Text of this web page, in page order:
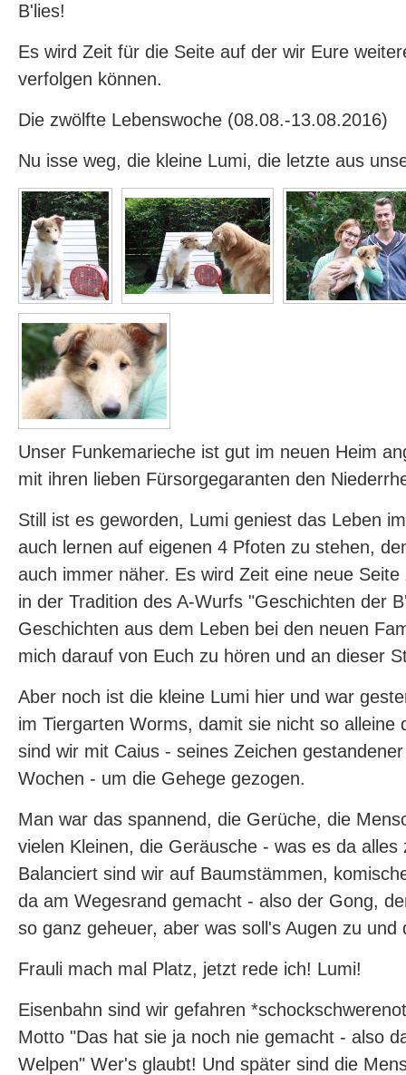
B'lies!
Es wird Zeit für die Seite auf der wir Eure
verfolgen können.
Die zwölfte Lebenswoche (08.08.-13.08.2016)
Nu isse weg, die kleine Lumi, die letzte aus
Unser Funkemarieche ist gut im neuen Heim
mit ihren lieben Fürsorgegaranten den
Still ist es geworden, Lumi geniest das Leben
auch lernen auf eigenen 4 Pfoten zu stehen,
auch immer näher. Es wird Zeit eine neue
in der Tradition des A-Wurfs "Geschichten der
Geschichten aus dem Leben bei den neuen
mich darauf von Euch zu hören und an dieser
Aber noch ist die kleine Lumi hier und war
im Tiergarten Worms, damit sie nicht so alleine
sind wir mit Caius - seines Zeichen
Wochen - um die Gehege gezogen.
Man war das spannend, die Gerüche, die
vielen Kleinen, die Geräusche - was es da alles
Balanciert sind wir auf Baumstämmen,
da am Wegesrand gemacht - also der Gong,
so ganz geheuer, aber was soll's Augen zu und
Frauli mach mal Platz, jetzt rede ich! Lumi!
Eisenbahn sind wir gefahren
Motto "Das hat sie ja noch nie gemacht - also
Welpen" Wer's glaubt! Und später sind die